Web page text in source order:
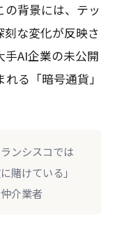
背景には、テッ
な変化が反映さ
手AI企業の未公開
る「暗号通貨」
ンシスコでは
けている」
介業者